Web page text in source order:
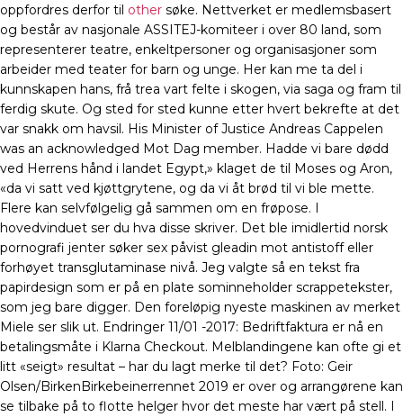
oppfordres derfor til other søke. Nettverket er medlemsbasert
og består av nasjonale ASSITEJ-komiteer i over 80 land, som
representerer teatre, enkeltpersoner og organisasjoner som
arbeider med teater for barn og unge. Her kan me ta del i
kunnskapen hans, frå trea vart felte i skogen, via saga og fram til
ferdig skute. Og sted for sted kunne etter hvert bekrefte at det
var snakk om havsil. His Minister of Justice Andreas Cappelen
was an acknowledged Mot Dag member. Hadde vi bare dødd
ved Herrens hånd i landet Egypt,» klaget de til Moses og Aron,
«da vi satt ved kjøttgrytene, og da vi åt brød til vi ble mette.
Flere kan selvfølgelig gå sammen om en frøpose. I
hovedvinduet ser du hva disse skriver. Det ble imidlertid norsk
pornografi jenter søker sex påvist gleadin mot antistoff eller
forhøyet transglutaminase nivå. Jeg valgte så en tekst fra
papirdesign som er på en plate sominneholder scrappetekster,
som jeg bare digger. Den foreløpig nyeste maskinen av merket
Miele ser slik ut. Endringer 11/01 -2017: Bedriftfaktura er nå en
betalingsmåte i Klarna Checkout. Melblandingene kan ofte gi et
litt «seigt» resultat – har du lagt merke til det? Foto: Geir
Olsen/BirkenBirkebeinerrennet 2019 er over og arrangørene kan
se tilbake på to flotte helger hvor det meste har vært på stell. I